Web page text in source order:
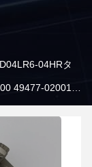
04HRタ
49477-02001